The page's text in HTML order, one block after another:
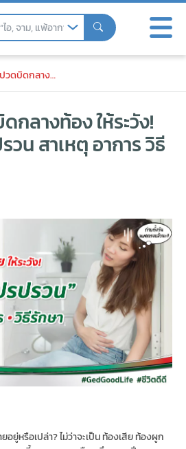
งท้อง ให้ระวัง! โรคลำ
โรคลำไส้แปรปรวน สาเหตุ อาการ วิธีรักษา
กลางท้อง ให้ระวัง!
วน สาเหตุ อาการ วิธี
หรือเปล่า? ไม่ว่าจะเป็น ท้องเสีย ท้องผูก